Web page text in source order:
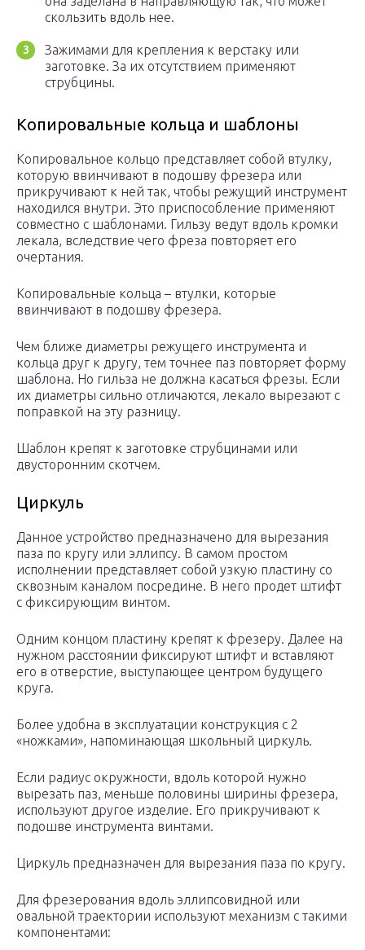
скользить вдоль нее.
Зажимами для крепления к верстаку или
заготовке. За их отсутствием применяют
струбцины.
Копировальные кольца и шаблоны
Копировальное кольцо представляет собой втулку,
которую ввинчивают в подошву фрезера или
прикручивают к ней так, чтобы режущий инструмент
находился внутри. Это приспособление применяют
совместно с шаблонами. Гильзу ведут вдоль кромки
лекала, вследствие чего фреза повторяет его
очертания.
Копировальные кольца – втулки, которые
ввинчивают в подошву фрезера.
Чем ближе диаметры режущего инструмента и
кольца друг к другу, тем точнее паз повторяет форму
шаблона. Но гильза не должна касаться фрезы. Если
их диаметры сильно отличаются, лекало вырезают с
поправкой на эту разницу.
Шаблон крепят к заготовке струбцинами или
двусторонним скотчем.
Циркуль
Данное устройство предназначено для вырезания
паза по кругу или эллипсу. В самом простом
исполнении представляет собой узкую пластину со
сквозным каналом посредине. В него продет штифт
с фиксирующим винтом.
Одним концом пластину крепят к фрезеру. Далее на
нужном расстоянии фиксируют штифт и вставляют
его в отверстие, выступающее центром будущего
круга.
Более удобна в эксплуатации конструкция с 2
«ножками», напоминающая школьный циркуль.
Если радиус окружности, вдоль которой нужно
вырезать паз, меньше половины ширины фрезера,
используют другое изделие. Его прикручивают к
подошве инструмента винтами.
Циркуль предназначен для вырезания паза по кругу.
Для фрезерования вдоль эллипсовидной или
овальной траектории используют механизм с такими
компонентами: